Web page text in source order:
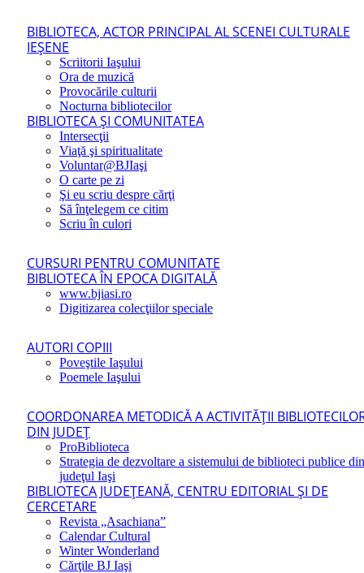
BIBLIOTECA, ACTOR PRINCIPAL AL SCENEI CULTURALE
IEŞENE
Scriitorii Iaşului
Ora de muzică
Provocările culturii
Nocturna bibliotecilor
BIBLIOTECA ŞI COMUNITATEA
Intersecţii
Viaţă şi spiritualitate
Voluntar@BJIaşi
O carte pe zi
Şi eu scriu despre cărţi
Să înţelegem ce citim
Scriu în culori
CURSURI PENTRU COMUNITATE
BIBLIOTECA ÎN EPOCA DIGITALĂ
www.bjiasi.ro
Digitizarea colecţiilor speciale
AUTORI COPIII
Poveştile Iaşului
Poemele Iaşului
COORDONAREA METODICĂ A ACTIVITĂŢII
DIN JUDEŢ
ProBiblioteca
Strategia de dezvoltare a sistemului de biblioteci publice din
judeţul Iaşi
BIBLIOTECA JUDEŢEANĂ, CENTRU EDITORIAL ŞI DE
CERCETARE
Revista „Asachiana”
Calendar Cultural
Winter Wonderland
Cărţile BJ Iaşi